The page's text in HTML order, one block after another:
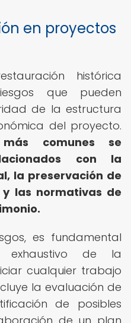
en proyectos
histórica
que pueden
de la estructura
del proyecto.
comunes se
con la
la preservación de
las normativas de
es fundamental
exhaustivo de la
cualquier trabajo
la evaluación de
de posibles